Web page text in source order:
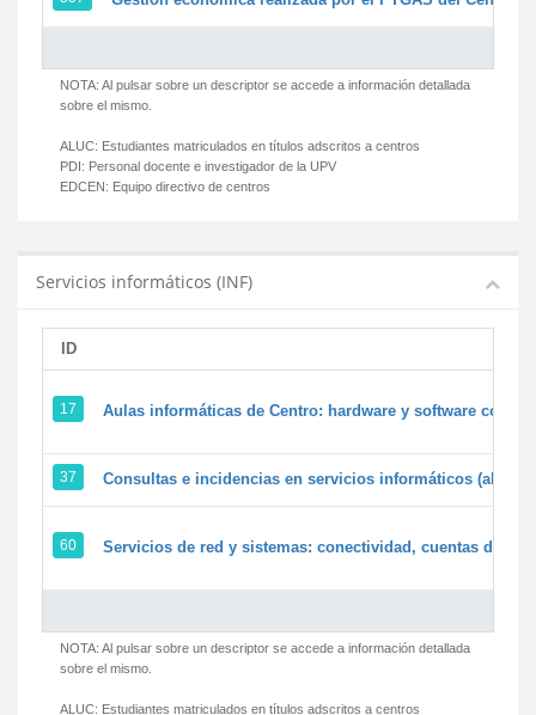
NOTA: Al pulsar sobre un descriptor se accede a información detallada
sobre el mismo.
ALUC: Estudiantes matriculados en títulos adscritos a centros
PDI: Personal docente e investigador de la UPV
EDCEN: Equipo directivo de centros
Servicios informáticos (INF)
ID
17 Aulas informáticas de Centro: hardware y software
37 Consultas e incidencias en servicios informáticos
60 Servicios de red y sistemas: conectividad, cuentas de
NOTA: Al pulsar sobre un descriptor se accede a información detallada
sobre el mismo.
ALUC: Estudiantes matriculados en títulos adscritos a centros